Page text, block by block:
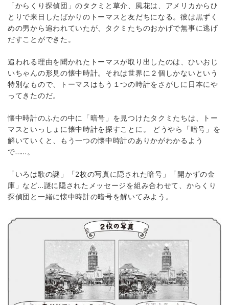
「からくり探偵団」のタクミと草介、風花は、アメリカからひ
とりで来日したばかりのトーマスと友だちになる。彼は黒ずく
めの男から追われていたが、タクミたちのおかげで無事に逃げ
だすことができた。
追われる理由を聞かれたトーマスが取り出したのは、ひいおじ
いちゃんの形見の懐中時計。それは世界に２個しかないという
特別なもので、トーマスはもう１つの時計をさがしに日本にや
ってきたのだ。
懐中時計のふたの中に「暗号」を見つけたタクミたちは、トー
マスといっしょに懐中時計を探すことに。 どうやら「暗号」を
解いていくと、もう一つの懐中時計のありかがわかるよう
で……。
「いろは歌の謎」「2枚の写真に隠された暗号」「開かずの金
庫」など…謎に隠されたメッセージを組み合わせて、からくり
探偵団と一緒に懐中時計の暗号を解いてみよう。